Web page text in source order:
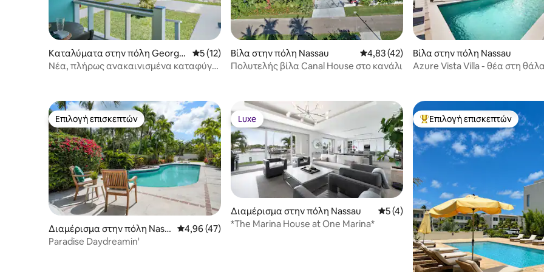
Καταλύματα στην πόλη George
Town
Μέση βαθμολογία: 5 στα 5, 12 κριτικές
5 (12)
Νέα, πλήρως ανακαινισμένα καταφύγια
Βίλα στην πόλη Nassau Μέση βαθμολογία: 4,83 στα 5, 42 κριτικές
4,83 (42)
Πολυτελής βίλα Canal House στο κανάλι
Βίλα στην πόλη Nassau
Azure Vista Villa - θέα στη
Επιλογή επισκεπτών
Επιλογή επισκεπτών
Διαμέρισμα στην πόλη Nass
au
Μέση βαθμολογία: 4,96 στα 5, 47 κριτικές
4,96 (47)
Paradise Daydreamin'
Luxe
Luxe
Διαμέρισμα στην πόλη Nassau Μέση βαθμολογία: 5 στα 5, 4 κριτικές
5 (4)
*The Marina House at One Marina*
Κορυφαία επιλογή επισκεπτών
Επιλογή επισκεπτών